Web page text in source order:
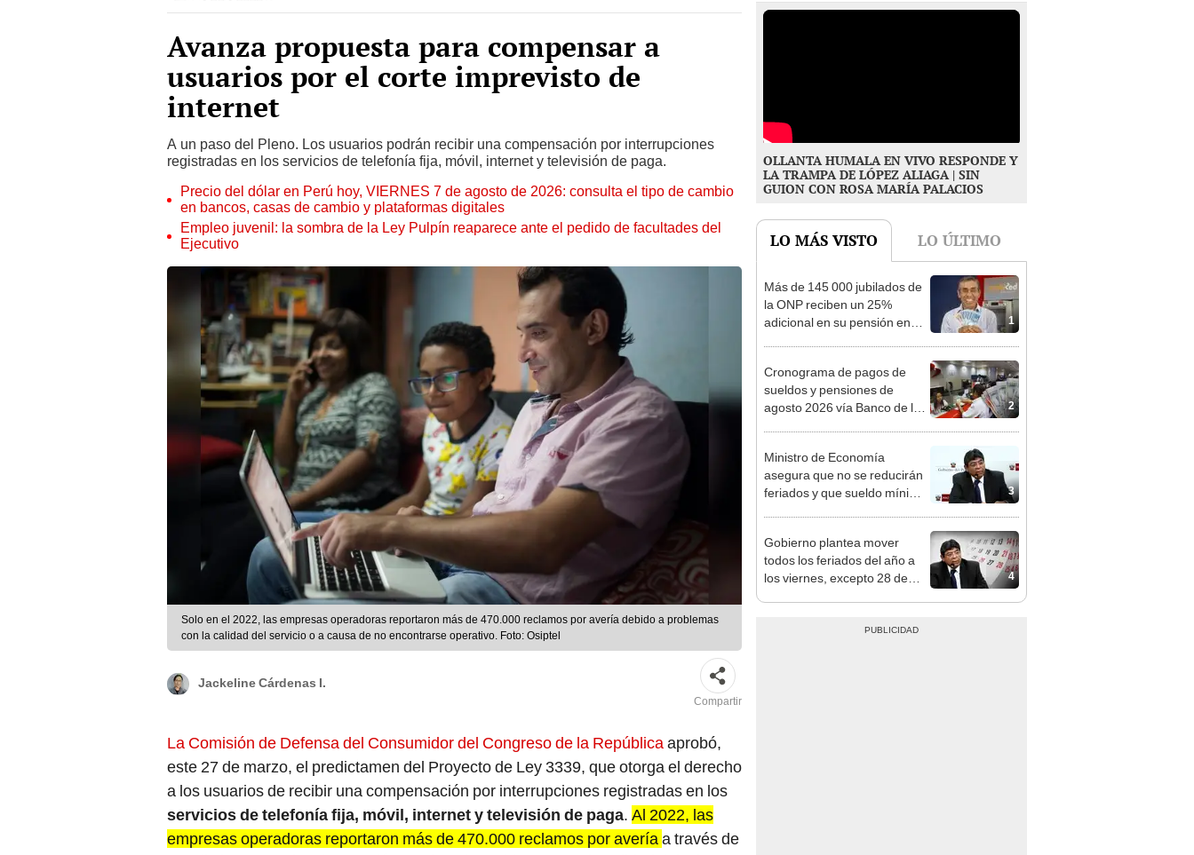
Avanza propuesta para compensar a
usuarios por el corte imprevisto de
internet
registradas en los servicios de telefonía fija, móvil, internet y televisión de paga.
Precio del dólar en Perú hoy, VIERNES 7 de agosto de 2026: consulta el tipo de cambio
en bancos, casas de cambio y plataformas digitales
Empleo juvenil: la sombra de la Ley Pulpín reaparece ante el pedido de facultades del
Ejecutivo
Solo en el 2022, las empresas operadoras reportaron más de 470.000 reclamos por avería debido a problemas
con la calidad del servicio o a causa de no encontrarse operativo. Foto: Osiptel
Compartir
este 27 de marzo, el predictamen del Proyecto de Ley 3339, que otorga el derecho
a los usuarios de recibir una compensación por interrupciones registradas en los
servicios de telefonía fija, móvil, internet y televisión de paga.Al 2022, las
empresas operadoras reportaron más de 470.000 reclamos por averíaa través de
sus distintos canales de atención en vista de problemas con la calidad del mismo
OLLANTA HUMALA EN VIVO RESPONDE Y
LA TRAMPA DE LÓPEZ ALIAGA | SIN
GUION CON ROSA MARÍA PALACIOS
LO MÁS VISTO
1
la ONP reciben un 25%
adicional en su pensión en
agosto
2
sueldos y pensiones de
agosto 2026 vía Banco de la
Nación: conoce las fechas de
3
asegura que no se reducirán
feriados y que sueldo mínimo
se aumentará en dos etapas
4
todos los feriados del año a
los viernes, excepto 28 de
julio, Navidad y Año Nuevo